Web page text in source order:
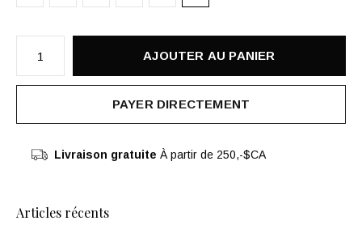
AJOUTER AU PANIER
PAYER DIRECTEMENT
Livraison gratuite À partir de 250,-$CA
Articles récents